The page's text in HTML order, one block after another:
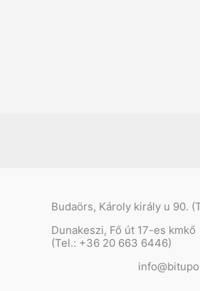
Budaörs, Károly király u 90.
Dunakeszi, Fő út 17-es kmkő
(Tel.: +36 20 663 6446)